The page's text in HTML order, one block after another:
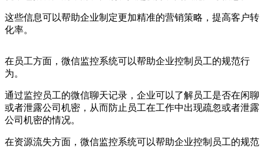
这些信息可以帮助企业制定更加精准的营销策略，提高客户转
化率。
在员工方面，微信监控系统可以帮助企业控制员工的规范行
为。
通过监控员工的微信聊天记录，企业可以了解员工是否在闲聊
或者泄露公司机密，从而防止员工在工作中出现疏忽或者泄露
公司机密的情况。
在资源流失方面，微信监控系统可以帮助企业控制员工的规范